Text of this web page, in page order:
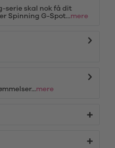
serie skal nok få dit
Spinning G-Spot...mere
mere